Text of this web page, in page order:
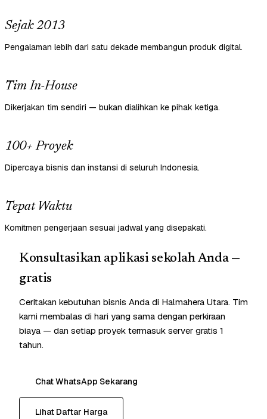
Sejak 2013
Pengalaman lebih dari satu dekade membangun produk digital.
Tim In-House
Dikerjakan tim sendiri — bukan dialihkan ke pihak ketiga.
100+ Proyek
Dipercaya bisnis dan instansi di seluruh Indonesia.
Tepat Waktu
Komitmen pengerjaan sesuai jadwal yang disepakati.
Konsultasikan aplikasi sekolah Anda —
gratis
Ceritakan kebutuhan bisnis Anda di Halmahera Utara. Tim
kami membalas di hari yang sama dengan perkiraan
biaya — dan setiap proyek termasuk server gratis 1
tahun.
Chat WhatsApp Sekarang
Lihat Daftar Harga